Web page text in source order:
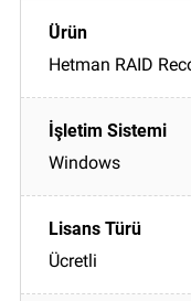
Hetman RAID
Windows
Ücretli